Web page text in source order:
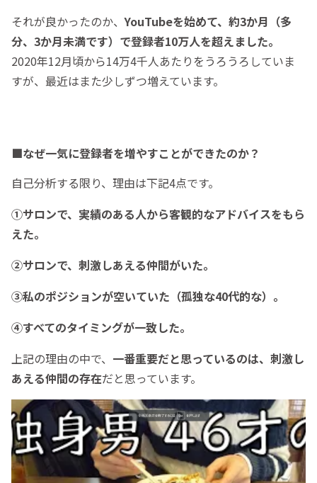
それが良かったのか、YouTubeを始めて、約3か月（多
分、3か月未満です）で登録者10万人を超えました。
2020年12月頃から14万4千人あたりをうろうろしていま
すが、最近はまた少しずつ増えています。
■なぜ一気に登録者を増やすことができたのか？
自己分析する限り、理由は下記4点です。
①サロンで、実績のある人から客観的なアドバイスをもら
えた。
②サロンで、刺激しあえる仲間がいた。
③私のポジションが空いていた（孤独な40代的な）。
④すべてのタイミングが一致した。
上記の理由の中で、 一番重要だと思っているのは、刺激し
あえる仲間の存在だと思っています。